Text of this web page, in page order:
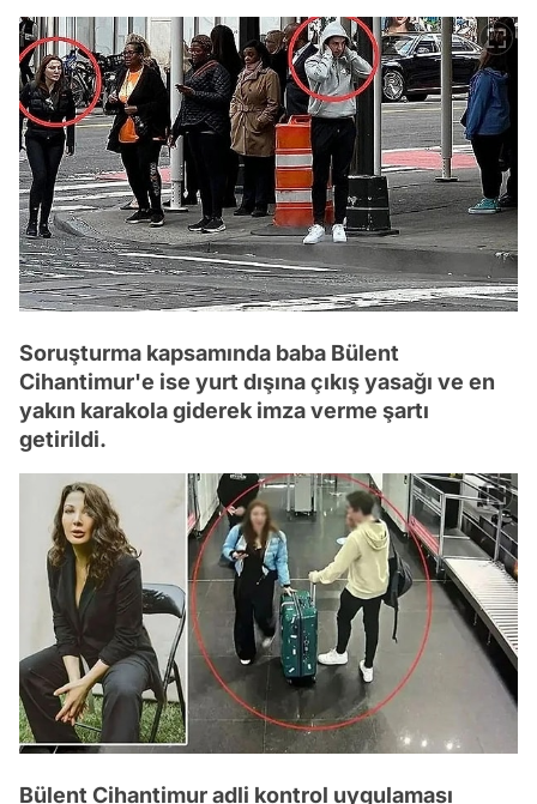
Soruşturma kapsamında baba Bülent
Cihantimur'e ise yurt dışına çıkış yasağı ve en
yakın karakola giderek imza verme şartı
getirildi.
Bülent Cihantimur adli kontrol uygulaması